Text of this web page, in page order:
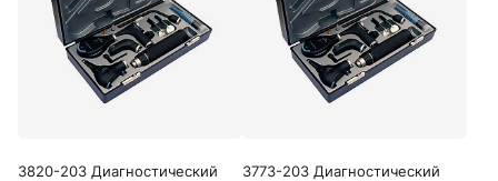
3820-203 Диагностический
3773-203 Диагностический